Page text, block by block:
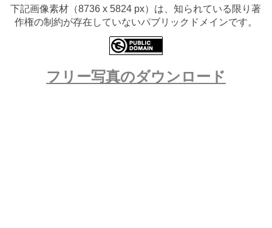
下記画像素材（8736 x 5824 px）は、知られている限り著
作権の制約が存在していないパブリックドメインです。
フリー写真のダウンロード